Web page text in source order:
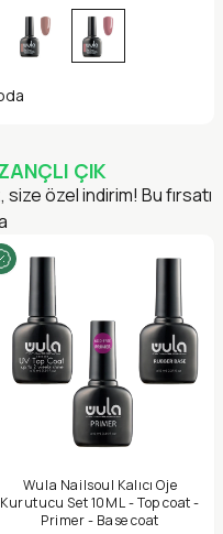
ÇIK
özel indirim! Bu fırsatı
Wula Nailsoul Kalıcı Oje
Kurutucu Set 10ML - Top coat -
Primer - Base coat